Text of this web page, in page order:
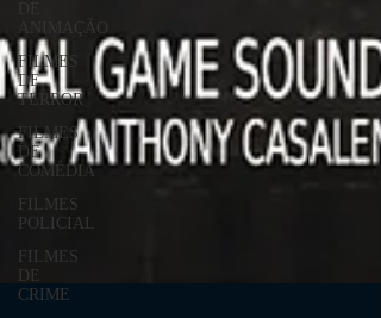
ANIMAÇÃO
FILMES
DE
TERROR
FILMES
DE
COMÉDIA
FILMES
POLICIAL
FILMES
DE
CRIME